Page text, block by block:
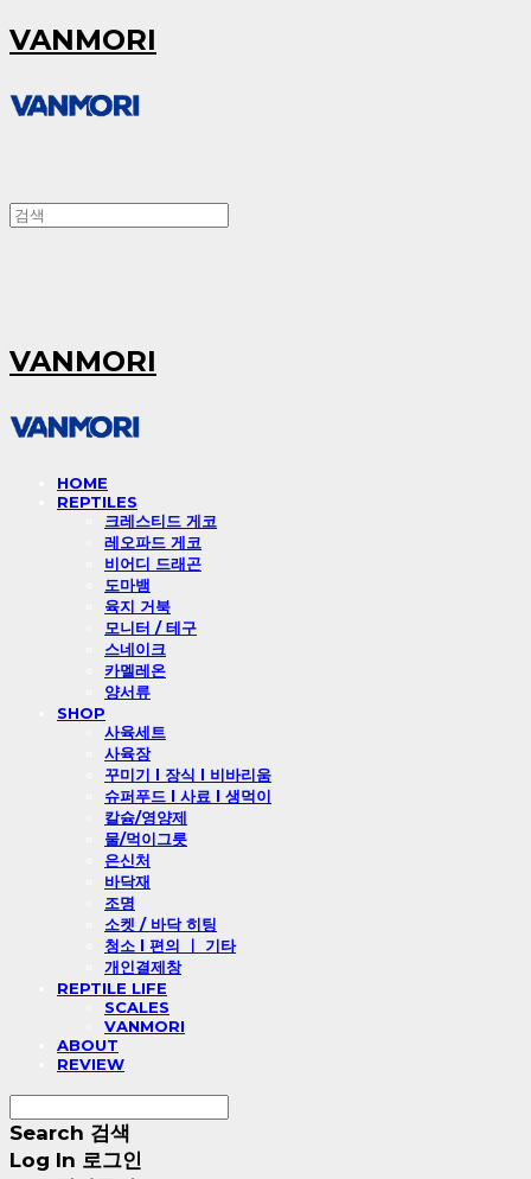
VANMORI
VANMORI
HOME
REPTILES
크레스티드 게코
레오파드 게코
비어디 드래곤
도마뱀
육지 거북
모니터 / 테구
스네이크
카멜레온
양서류
SHOP
사육세트
사육장
꾸미기 l 장식 l 비바리움
슈퍼푸드 l 사료 l 생먹이
칼슘/영양제
물/먹이그릇
은신처
바닥재
조명
소켓 / 바닥 히팅
청소 l 편의 ㅣ 기타
개인결제창
REPTILE LIFE
SCALES
VANMORI
ABOUT
REVIEW
Search 검색
Log In 로그인